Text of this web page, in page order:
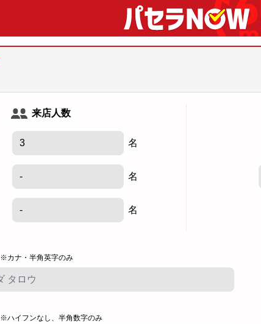
来店人数
名
名
名
※カナ・半角英字のみ
※ハイフンなし、半角数字のみ